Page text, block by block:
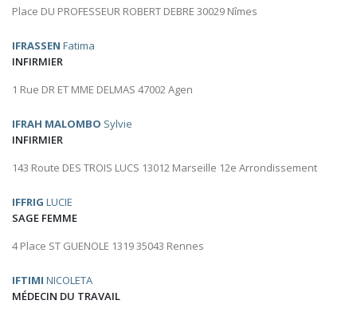
Place DU PROFESSEUR ROBERT DEBRE 30029 Nîmes
IFRASSEN Fatima
INFIRMIER
1 Rue DR ET MME DELMAS 47002 Agen
IFRAH MALOMBO Sylvie
INFIRMIER
143 Route DES TROIS LUCS 13012 Marseille 12e Arrondissement
IFFRIG LUCIE
SAGE FEMME
4 Place ST GUENOLE 1319 35043 Rennes
IFTIMI NICOLETA
MÉDECIN DU TRAVAIL